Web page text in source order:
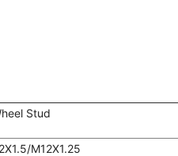
Stud
M12X1.25